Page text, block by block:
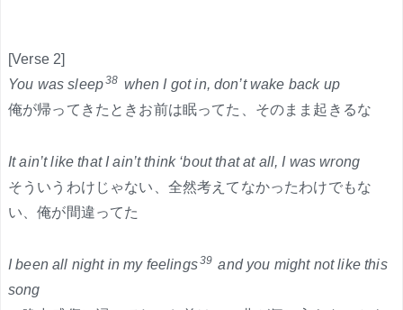
[Verse 2]
You was sleep38 when I got in, don’t wake back up
俺が帰ってきたときお前は眠ってた、そのまま起きるな
It ain’t like that I ain’t think ‘bout that at all, I was wrong
そういうわけじゃない、全然考えてなかったわけでもな
い、俺が間違ってた
I been all night in my feelings39 and you might not like this
song